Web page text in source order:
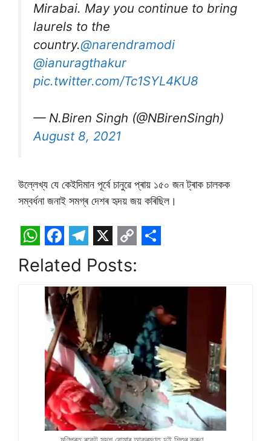
Mirabai. May you continue to bring
laurels to the
country.@narendramodi
@ianuragthakur
pic.twitter.com/Tc1SYL4KU8
— N.Biren Singh (@NBirenSingh)
August 8, 2021
উল্লেখ্য যে কেইদিমান পূৰ্বে চানুৱে প্ৰায় ১৫০ জন ট্ৰাক চালকক
সম্বৰ্ধনা জনাই সমগ্ৰ দেশৰ হৃদয় জয় কৰিছিল।
W
h
F
a
c
e
b
o
o
k
T
e
l
e
g
r
a
m
X
C
o
p
i
n
k
a
r
e
Related Posts: